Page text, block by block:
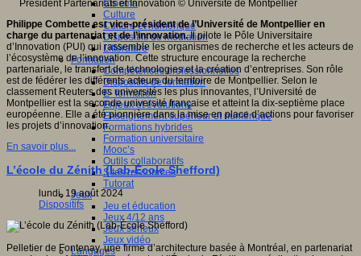
Cinéma
Culture
Culture et numérique
Dispositifs de médiation
Littérature
Formation
Compétences professionnelles
Dispositifs de formation
E- formation
Enjeux et évolutions
Enseignement supérieur et numérique
Formations hybrides
Formation universitaire
Mooc’s
Outils collaboratifs
Sites ressources
Tutorat
Jeux
Jeu et éducation
Jeux 4/12 ans
Jeux sérieux
Jeux vidéo
Langages
Philippe Combette est vice-président de l’Université de Montpellier en
charge du partenariat et de l’innovation.Il pilote le Pôle Universitaire
d’Innovation (PUI) qui rassemble les organismes de recherche et les acteurs de
l’écosystème de l’innovation. Cette structure encourage la recherche
partenariale, le transfert de technologies et la création d’entreprises. Son rôle
est de fédérer les différents acteurs du territoire de Montpellier. Selon le
classement Reuters des universités les plus innovantes, l’Université de
Montpellier est la seconde université française et atteint la dix-septième place
européenne. Elle a été pionnière dans la mise en place d’actions pour favoriser
les projets d’innovation.
En savoir plus...
L’école du Zénith (Lab-École Shefford)
lundi, 19 août 2024
Dispositifs
Pelletier de Fontenay, une firme d’architecture basée à Montréal, en partenariat